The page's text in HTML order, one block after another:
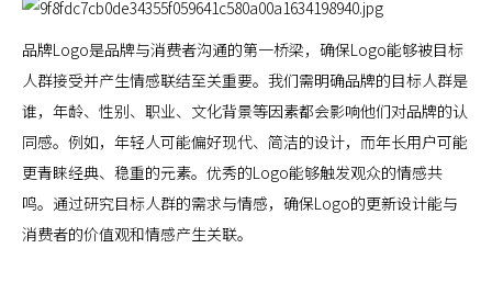
品牌Logo是品牌与消费者沟通的第一桥梁，确保Logo能够被目标
人群接受并产生情感联结至关重要。我们需明确品牌的目标人群是
谁，年龄、性别、职业、文化背景等因素都会影响他们对品牌的认
同感。例如，年轻人可能偏好现代、简洁的设计，而年长用户可能
更青睐经典、稳重的元素。优秀的Logo能够触发观众的情感共
鸣。通过研究目标人群的需求与情感，确保Logo的更新设计能与
消费者的价值观和情感产生关联。